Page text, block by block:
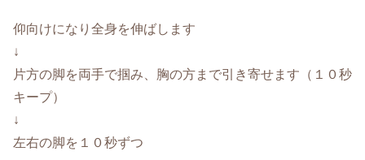
仰向けになり全身を伸ばします
↓
片方の脚を両手で掴み、胸の方まで引き寄せます（１０秒
キープ）
↓
左右の脚を１０秒ずつ